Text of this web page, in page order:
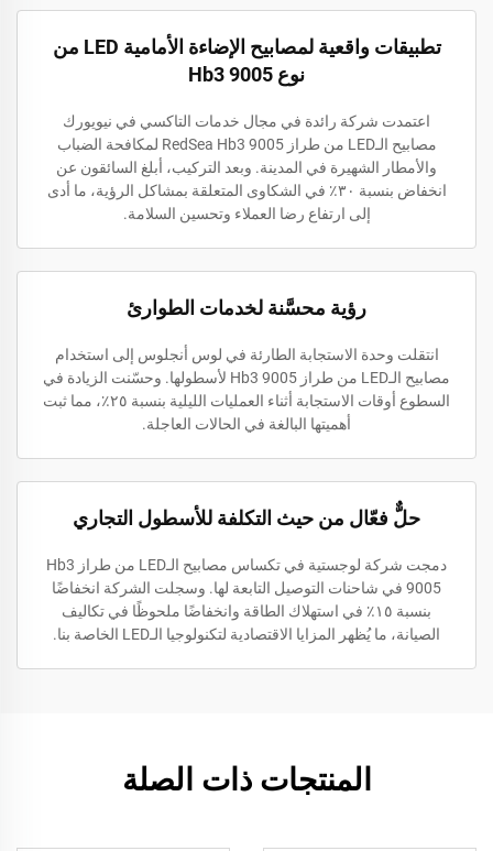
تطبيقات واقعية لمصابيح الإضاءة الأمامية LED من
نوع Hb3 9005
اعتمدت شركة رائدة في مجال خدمات التاكسي في نيويورك
مصابيح الـLED من طراز RedSea Hb3 9005 لمكافحة الضباب
والأمطار الشهيرة في المدينة. وبعد التركيب، أبلغ السائقون عن
انخفاض بنسبة ٣٠٪ في الشكاوى المتعلقة بمشاكل الرؤية، ما أدى
إلى ارتفاع رضا العملاء وتحسين السلامة.
رؤية محسَّنة لخدمات الطوارئ
انتقلت وحدة الاستجابة الطارئة في لوس أنجلوس إلى استخدام
مصابيح الـLED من طراز Hb3 9005 لأسطولها. وحسّنت الزيادة في
السطوع أوقات الاستجابة أثناء العمليات الليلية بنسبة ٢٥٪، مما ثبت
أهميتها البالغة في الحالات العاجلة.
حلٌّ فعّال من حيث التكلفة للأسطول التجاري
دمجت شركة لوجستية في تكساس مصابيح الـLED من طراز Hb3
9005 في شاحنات التوصيل التابعة لها. وسجلت الشركة انخفاضًا
بنسبة ١٥٪ في استهلاك الطاقة وانخفاضًا ملحوظًا في تكاليف
الصيانة، ما يُظهر المزايا الاقتصادية لتكنولوجيا الـLED الخاصة بنا.
المنتجات ذات الصلة